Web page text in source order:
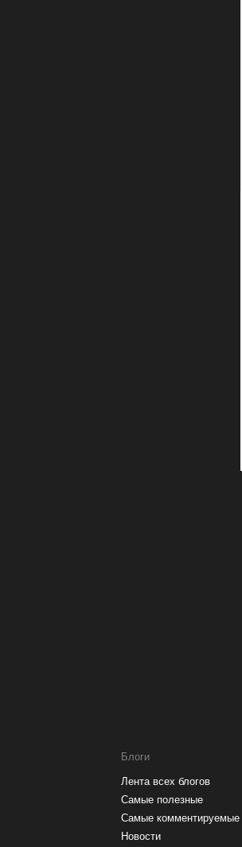
Блоги
Лента всех блогов
Самые полезные
Самые комментируемые
Новости